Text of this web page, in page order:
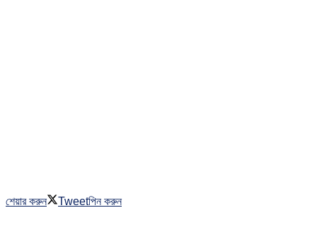
শেয়ার করুন Tweetপিন করুন